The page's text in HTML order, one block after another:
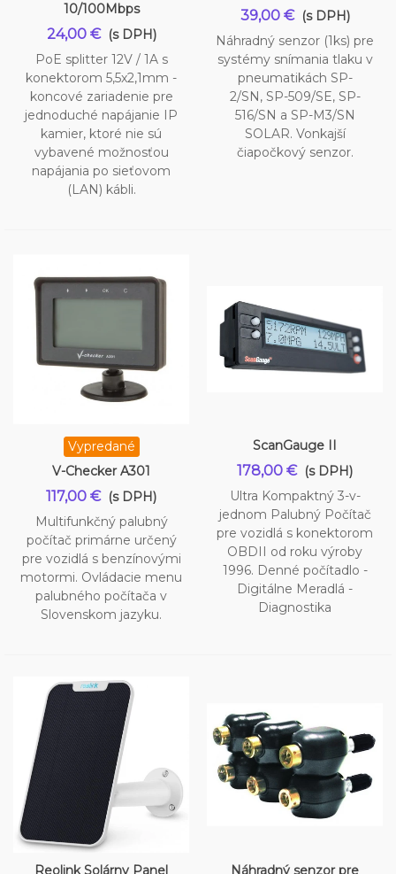
10/100Mbps
24,00 € (s DPH)
PoE splitter 12V / 1A s
konektorom 5,5x2,1mm -
koncové zariadenie pre
jednoduché napájanie IP
kamier, ktoré nie sú
vybavené možnosťou
napájania po sieťovom
(LAN) kábli.
39,00 € (s DPH)
Náhradný senzor (1ks) pre
systémy snímania tlaku v
pneumatikách SP-
2/SN, SP-509/SE, SP-
516/SN a SP-M3/SN
SOLAR. Vonkajší
čiapočkový senzor.
Vypredané
V-Checker A301
117,00 € (s DPH)
Multifunkčný palubný
počítač primárne určený
pre vozidlá s benzínovými
motormi. Ovládacie menu
palubného počítača v
Slovenskom jazyku.
ScanGauge II
178,00 € (s DPH)
Ultra Kompaktný 3-v-
jednom Palubný Počítač
pre vozidlá s konektorom
OBDII od roku výroby
1996. Denné počítadlo -
Digitálne Meradlá -
Diagnostika
Reolink Solárny Panel
Náhradný senzor pre